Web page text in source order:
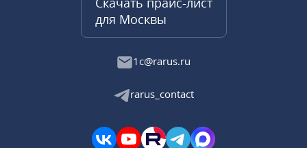
для Москвы
1c@rarus.ru
rarus_contact